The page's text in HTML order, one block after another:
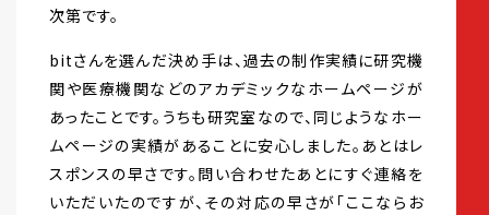
次第です。
bitさんを選んだ決め手は、過去の制作実績に研究機
関や医療機関などのアカデミックなホームページが
あったことです。うちも研究室なので、同じようなホー
ムページの実績があることに安心しました。あとはレ
スポンスの早さです。問い合わせたあとにすぐ連絡を
いただいたのですが、その対応の早さが「ここならお